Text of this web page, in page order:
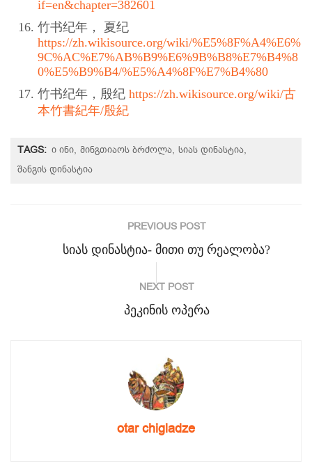
if=en&chapter=382601
竹书纪年， 夏纪
https://zh.wikisource.org/wiki/%E5%8F%A4%E6%
9C%AC%E7%AB%B9%E6%9B%B8%E7%B4%8
0%E5%B9%B4/%E5%A4%8F%E7%B4%80
竹书纪年，殷纪 https://zh.wikisource.org/wiki/古
本竹書紀年/殷紀
TAGS: ი ინი მინგთიაოს ბრძოლა სიას დინასტია
შანგის დინასტია
PREVIOUS POST
სიას დინასტია- მითი თუ რეალობა?
NEXT POST
პეკინის ოპერა
otar chigladze